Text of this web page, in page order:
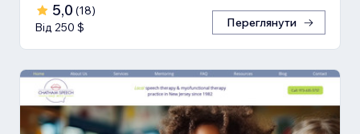
5,0 (18)
Від 250 $
Переглянути